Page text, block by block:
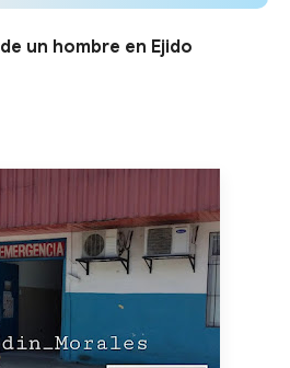
un hombre en Ejido